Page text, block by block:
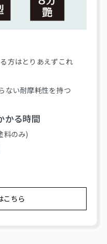
方はとりあえずこれ
ない耐摩耗性を持つ
かる時間
料のみ)
こちら